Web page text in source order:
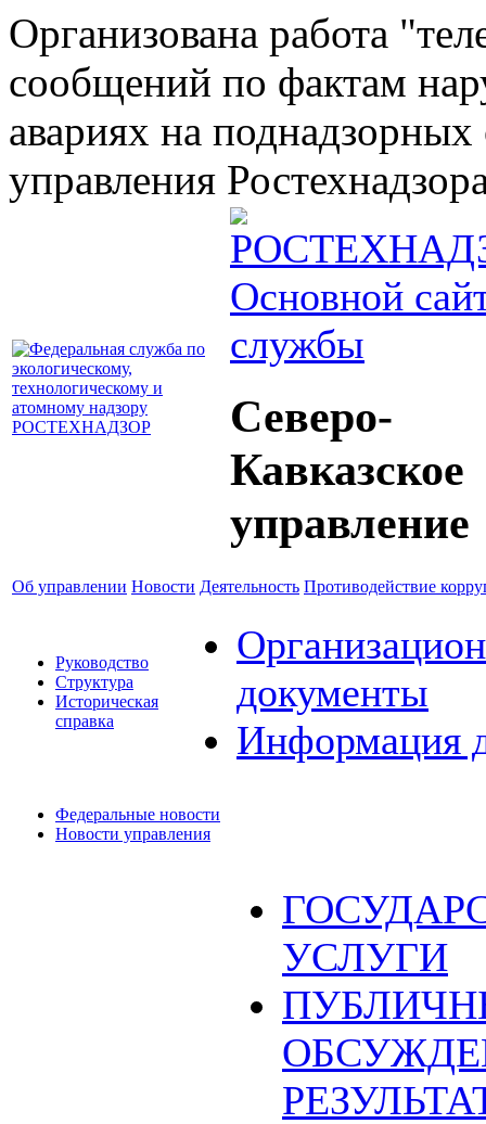
Организована работа
сообщений по фактам
авариях на поднадзорных
управления
Основной
службы
Северо-
Кавказское
управление
Об управлении Новости Деятельность Противодействие
Руководство
Структура
Историческая
справка
документы
Информация
Федеральные новости
Новости управления
УСЛУГИ